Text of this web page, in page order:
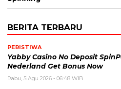
BERITA TERBARU
PERISTIWA
Yabby Casino No Deposit
Nederland Get Bonus Now
Rabu, 5 Agu 2026 - 06:48 WIB